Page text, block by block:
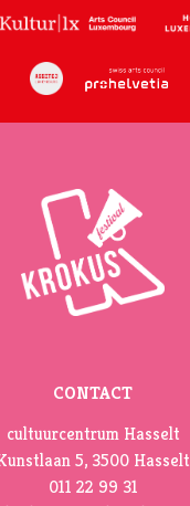
CONTACT
cultuurcentrum Hasselt
5, 3500 Hasselt
011 22 99 31